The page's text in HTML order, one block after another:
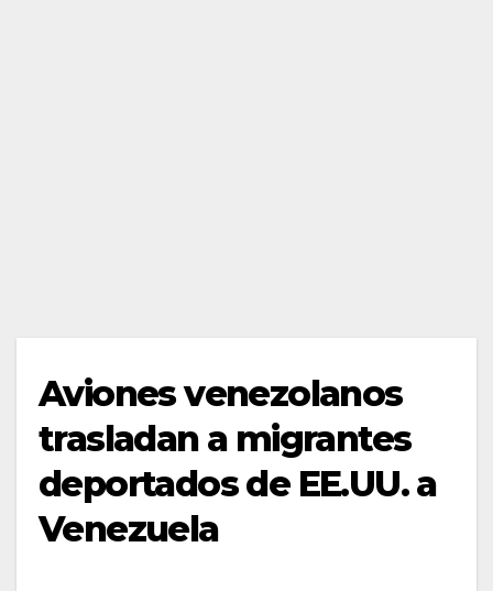
Aviones venezolanos
trasladan a migrantes
deportados de EE.UU. a
Venezuela